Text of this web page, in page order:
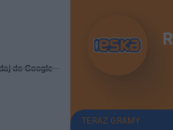
do Google
TERAZ GRAMY